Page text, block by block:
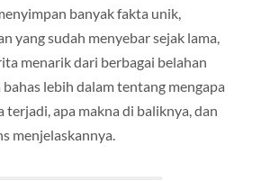
banyak fakta unik,
yang sudah menyebar sejak lama,
menarik dari berbagai belahan
lebih dalam tentang mengapa
terjadi, apa makna di baliknya, dan
menjelaskannya.